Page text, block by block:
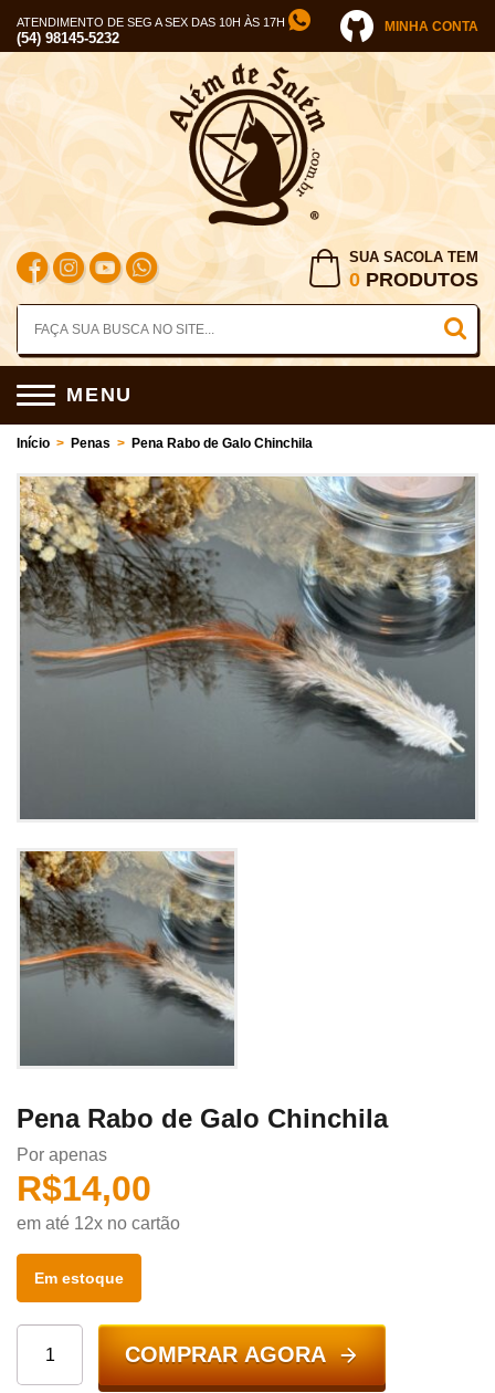
ATENDIMENTO DE SEG A SEX DAS 10H ÀS 17H
(54) 98145-5232
MINHA CONTA
SUA SACOLA TEM
0 PRODUTOS
MENU
Início > Penas > Pena Rabo de Galo Chinchila
Pena Rabo de Galo Chinchila
Por apenas
R$14,00
em até 12x no cartão
Em estoque
COMPRAR AGORA